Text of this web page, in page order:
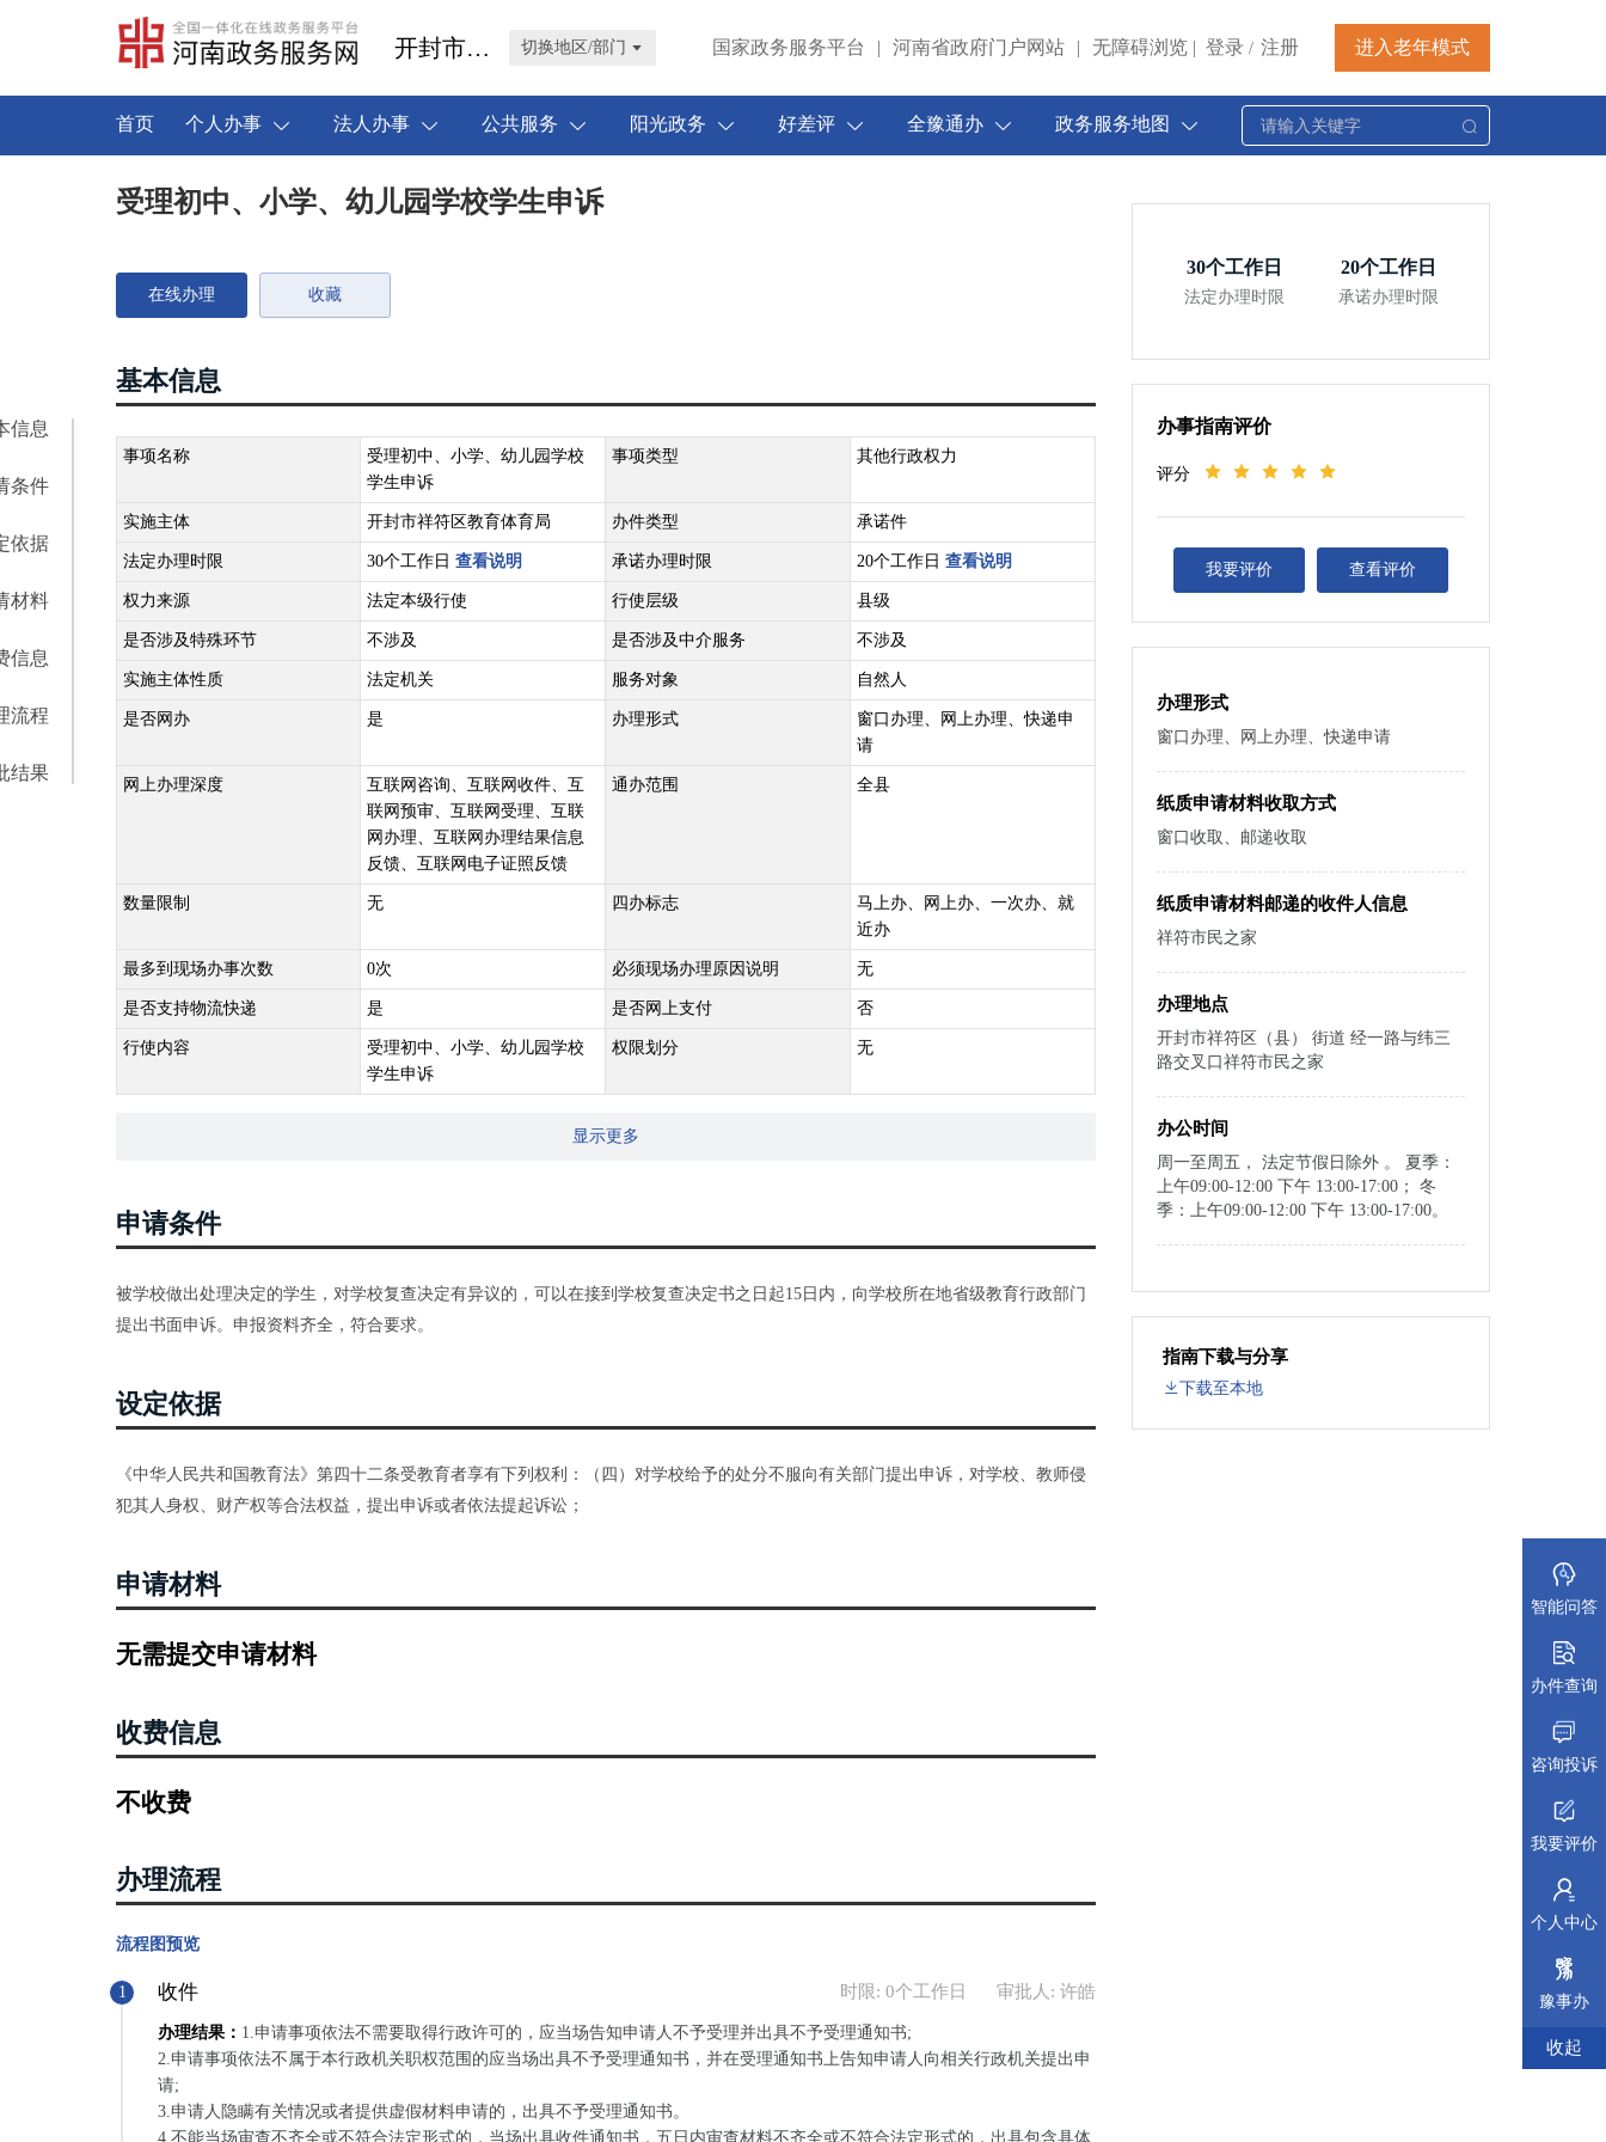
开封市祥符区 切换地区/部门 国家政务服务平台 | 河南省政府门户网站 | 无障碍浏览 | 登录 / 注册 进入老年模式
首页 个人办事 法人办事 公共服务 阳光政务 好差评 全豫通办 政务服务地图
信息
条件
依据
材料
信息
流程
结果
受理初中、小学、幼儿园学校学生申诉
在线办理 收藏
基本信息
事项名称
受理初中、小学、幼儿园学校
学生申诉
事项类型 其他行政权力
实施主体 开封市祥符区教育体育局 办件类型 承诺件
法定办理时限 30个工作日 查看说明 承诺办理时限 20个工作日 查看说明
权力来源 法定本级行使 行使层级 县级
是否涉及特殊环节 不涉及 是否涉及中介服务 不涉及
实施主体性质 法定机关 服务对象 自然人
是否网办 是 办理形式
窗口办理、网上办理、快递申
请
网上办理深度
互联网咨询、互联网收件、互
联网预审、互联网受理、互联
网办理、互联网办理结果信息
反馈、互联网电子证照反馈
通办范围 全县
数量限制 无 四办标志
马上办、网上办、一次办、就
近办
最多到现场办事次数 0次 必须现场办理原因说明 无
是否支持物流快递 是 是否网上支付 否
行使内容
受理初中、小学、幼儿园学校
学生申诉
权限划分 无
显示更多
申请条件
被学校做出处理决定的学生，对学校复查决定有异议的，可以在接到学校复查决定书之日起15日内，向学校所在地省级教育行政部门
提出书面申诉。申报资料齐全，符合要求。
设定依据
《中华人民共和国教育法》第四十二条受教育者享有下列权利：（四）对学校给予的处分不服向有关部门提出申诉，对学校、教师侵
犯其人身权、财产权等合法权益，提出申诉或者依法提起诉讼；
申请材料
无需提交申请材料
收费信息
不收费
办理流程
流程图预览
1 收件 时限: 0个工作日 审批人: 许皓
办理结果： 1.申请事项依法不需要取得行政许可的，应当场告知申请人不予受理并出具不予受理通知书;
2.申请事项依法不属于本行政机关职权范围的应当场出具不予受理通知书，并在受理通知书上告知申请人向相关行政机关提出申
请;
3.申请人隐瞒有关情况或者提供虚假材料申请的，出具不予受理通知书。
4.不能当场审查不齐全或不符合法定形式的，当场出具收件通知书，五日内审查材料不齐全或不符合法定形式的，出具包含具体
30个工作日
法定办理时限
20个工作日
承诺办理时限
办事指南评价
评分
我要评价 查看评价
办理形式
窗口办理、网上办理、快递申请
纸质申请材料收取方式
窗口收取、邮递收取
纸质申请材料邮递的收件人信息
祥符市民之家
办理地点
开封市祥符区（县） 街道 经一路与纬三
路交叉口祥符市民之家
办公时间
周一至周五， 法定节假日除外 。 夏季：
上午09:00-12:00 下午 13:00-17:00； 冬
季：上午09:00-12:00 下午 13:00-17:00。
指南下载与分享
下载至本地
智能问答
办件查询
咨询投诉
我要评价
个人中心
豫事办
收起